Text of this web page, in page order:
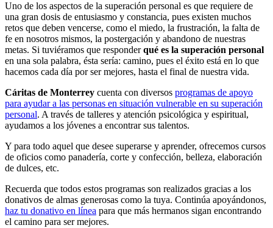
Uno de los aspectos de la superación personal es que requiere de
una gran dosis de entusiasmo y constancia, pues existen muchos
retos que deben vencerse, como el miedo, la frustración, la falta de
fe en nosotros mismos, la postergación y abandono de nuestras
metas. Si tuviéramos que responderqué es la superación personal
en una sola palabra, ésta sería: camino, pues el éxito está en lo que
hacemos cada día por ser mejores, hasta el final de nuestra vida.
Cáritas de Monterrey cuenta con diversos programas de apoyo
para ayudar a las personas en situación vulnerable en su superación
personal. A través de talleres y atención psicológica y espiritual,
ayudamos a los jóvenes a encontrar sus talentos.
Y para todo aquel que desee superarse y aprender, ofrecemos cursos
de oficios como panadería, corte y confección, belleza, elaboración
de dulces, etc.
Recuerda que todos estos programas son realizados gracias a los
donativos de almas generosas como la tuya. Continúa apoyándonos,
haz tu donativo en línea para que más hermanos sigan encontrando
el camino para ser mejores.